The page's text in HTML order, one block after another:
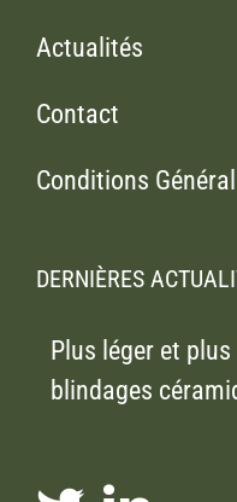
Actualités
Contact
Conditions
DERNIÈRES
Plus léger et
blindages